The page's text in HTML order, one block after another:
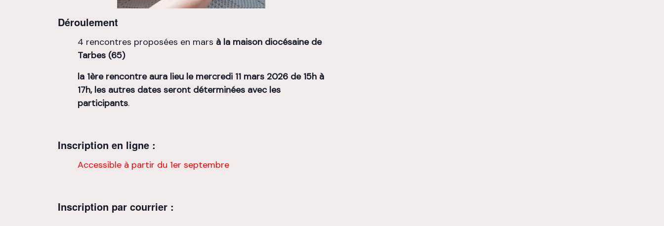
Déroulement
4 rencontres proposées en mars à la maison diocésaine de
Tarbes (65)
la 1ère rencontre aura lieu le mercredi 11 mars 2026 de 15h à
17h, les autres dates seront déterminées avec les
participants.
Inscription en ligne :
Accessible à partir du 1er septembre
Inscription par courrier :